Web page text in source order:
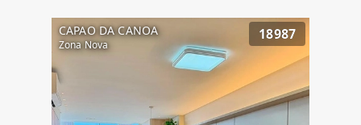
CAPAO DA CANOA
Zona Nova
18987